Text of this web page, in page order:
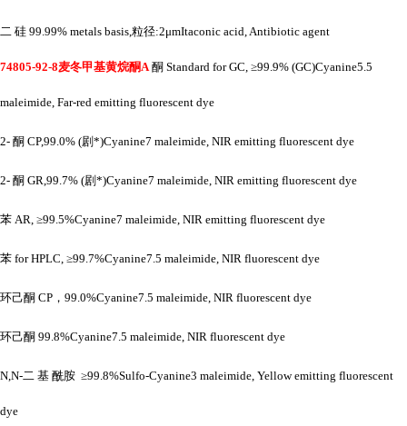
二 硅 99.99% metals basis,粒径:2μmItaconic acid, Antibiotic agent
74805-92-8麦冬甲基黄烷酮A 酮 Standard for GC, ≥99.9% (GC)Cyanine5.5
maleimide, Far-red emitting fluorescent dye
2- 酮 CP,99.0% (剧*)Cyanine7 maleimide, NIR emitting fluorescent dye
2- 酮 GR,99.7% (剧*)Cyanine7 maleimide, NIR emitting fluorescent dye
苯 AR, ≥99.5%Cyanine7 maleimide, NIR emitting fluorescent dye
苯 for HPLC, ≥99.7%Cyanine7.5 maleimide, NIR fluorescent dye
环己酮 CP，99.0%Cyanine7.5 maleimide, NIR fluorescent dye
环己酮 99.8%Cyanine7.5 maleimide, NIR fluorescent dye
N,N-二 基 酰胺 ≥99.8%Sulfo-Cyanine3 maleimide, Yellow emitting fluorescent
dye